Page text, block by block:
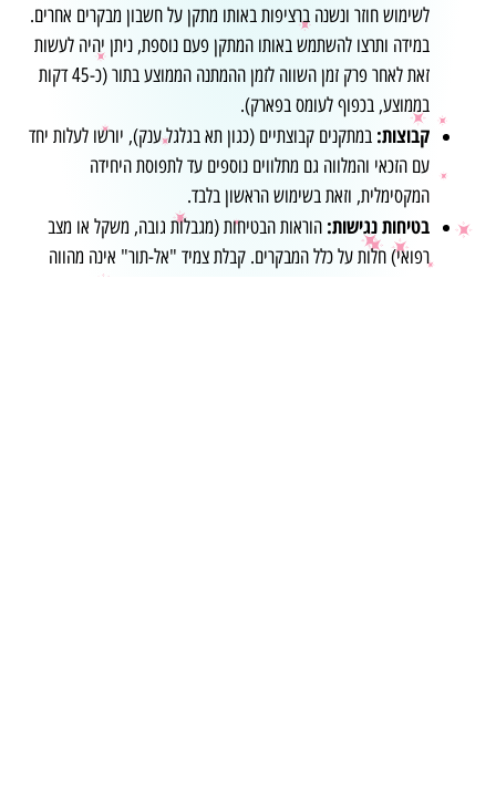
לשימוש חוזר ונשנה ברציפות באותו מתקן על חשבון מבקרים אחרים.
במידה ותרצו להשתמש באותו המתקן פעם נוספת, ניתן יהיה לעשות
זאת לאחר פרק זמן השווה לזמן ההמתנה הממוצע בתור (כ-45 דקות
בממוצע, בכפוף לעומס בפארק).
קבוצות: במתקנים קבוצתיים (כגון תא בגלגל ענק), יורשו לעלות יחד
עם הזכאי והמלווה גם מתלווים נוספים עד לתפוסת היחידה
המקסימלית, וזאת בשימוש הראשון בלבד.
בטיחות נגישות: הוראות הבטיחות (מגבלות גובה, משקל או מצב
רפואי) חלות על כלל המבקרים. קבלת צמיד "אל-תור" אינה מהווה